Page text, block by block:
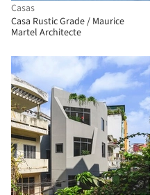
Casas
Casa Rustic Grade / Maurice
Martel Architecte